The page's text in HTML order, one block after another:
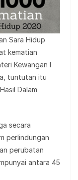
Sara Hidup
kematian
Kewangan I
tuntutan itu
Dalam
secara
perlindungan
perubatan
antara 45